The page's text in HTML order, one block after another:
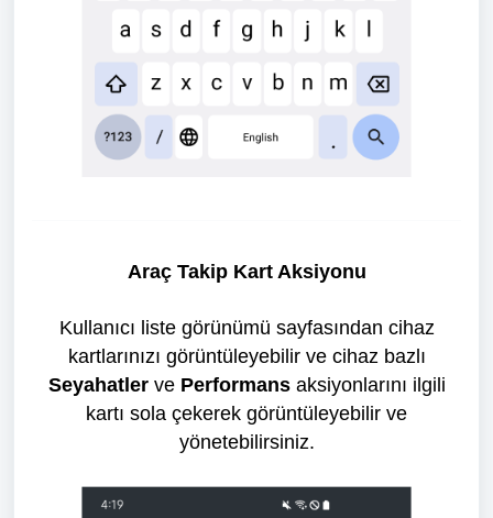
Araç Takip Kart Aksiyonu
Kullanıcı liste görünümü sayfasından cihaz
kartlarınızı görüntüleyebilir ve cihaz bazlı
Seyahatlerve Performansaksiyonlarını ilgili
kartı sola çekerek görüntüleyebilir ve
yönetebilirsiniz.